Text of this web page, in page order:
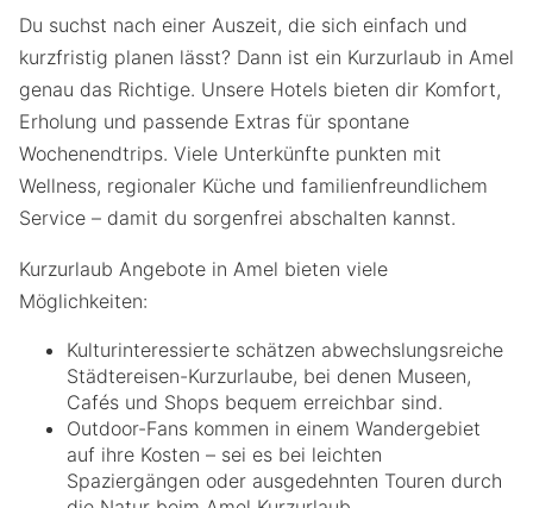
Du suchst nach einer Auszeit, die sich einfach und
kurzfristig planen lässt? Dann ist ein Kurzurlaub in Amel
genau das Richtige. Unsere Hotels bieten dir Komfort,
Erholung und passende Extras für spontane
Wochenendtrips. Viele Unterkünfte punkten mit
Wellness, regionaler Küche und familienfreundlichem
Service – damit du sorgenfrei abschalten kannst.
Kurzurlaub Angebote in Amel bieten viele
Möglichkeiten:
Kulturinteressierte schätzen abwechslungsreiche
Städtereisen-Kurzurlaube, bei denen Museen,
Cafés und Shops bequem erreichbar sind.
Outdoor-Fans kommen in einem Wandergebiet
auf ihre Kosten – sei es bei leichten
Spaziergängen oder ausgedehnten Touren durch